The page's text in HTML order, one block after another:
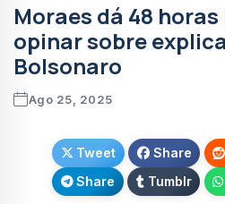
Moraes dá 48 horas
opinar sobre
Bolsonaro
Ago 25, 2025
Tweet Share
Share
Tumblr